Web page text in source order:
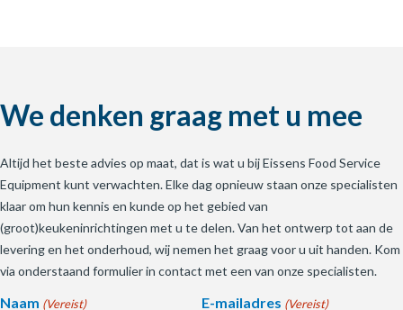
We denken graag met u mee
Altijd het beste advies op maat, dat is wat u bij Eissens Food Service
Equipment kunt verwachten. Elke dag opnieuw staan onze specialisten
klaar om hun kennis en kunde op het gebied van
(groot)keukeninrichtingen met u te delen. Van het ontwerp tot aan de
levering en het onderhoud, wij nemen het graag voor u uit handen. Kom
via onderstaand formulier in contact met een van onze specialisten.
Naam (Vereist) E-mailadres (Vereist)